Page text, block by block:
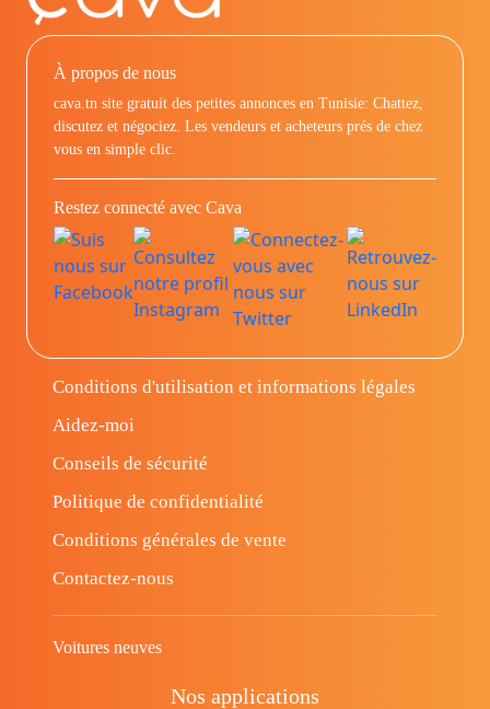
À propos de nous
cava.tn site gratuit des petites annonces en Tunisie: Chattez,
discutez et négociez. Les vendeurs et acheteurs prés de chez
vous en simple clic.
Restez connecté avec Cava
Conditions d'utilisation et informations légales
Aidez-moi
Conseils de sécurité
Politique de confidentialité
Conditions générales de vente
Contactez-nous
Voitures neuves
Nos applications